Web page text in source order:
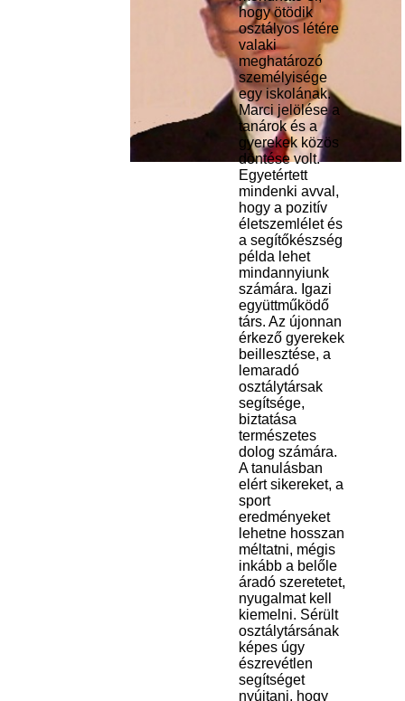
hogy ötödik
osztályos létére
valaki
meghatározó
személyisége
egy iskolának.
Marci jelölése a
tanárok és a
gyerekek közös
döntése volt.
Egyetértett
mindenki avval,
hogy a pozitív
életszemlélet és
a segítőkészség
példa lehet
mindannyiunk
számára. Igazi
együttműködő
társ. Az újonnan
érkező gyerekek
beillesztése, a
lemaradó
osztálytársak
segítsége,
biztatása
természetes
dolog számára.
A tanulásban
elért sikereket, a
sport
eredményeket
lehetne hosszan
méltatni, mégis
inkább a belőle
áradó szeretetet,
nyugalmat kell
kiemelni. Sérült
osztálytársának
képes úgy
észrevétlen
segítséget
nyújtani, hogy